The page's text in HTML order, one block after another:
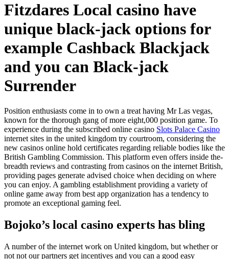
Fitzdares Local casino have
unique black-jack options for
example Cashback Blackjack
and you can Black-jack
Surrender
Position enthusiasts come in to own a treat having Mr Las vegas,
known for the thorough gang of more eight,000 position game. To
experience during the subscribed online casino Slots Palace Casino
internet sites in the united kingdom try courtroom, considering the
new casinos online hold certificates regarding reliable bodies like the
British Gambling Commission. This platform even offers inside the-
breadth reviews and contrasting from casinos on the internet British,
providing pages generate advised choice when deciding on where
you can enjoy. A gambling establishment providing a variety of
online game away from best app organization has a tendency to
promote an exceptional gaming feel.
Bojoko’s local casino experts has bling
A number of the internet work on United kingdom, but whether or
not not our partners get incentives and you can a good easy